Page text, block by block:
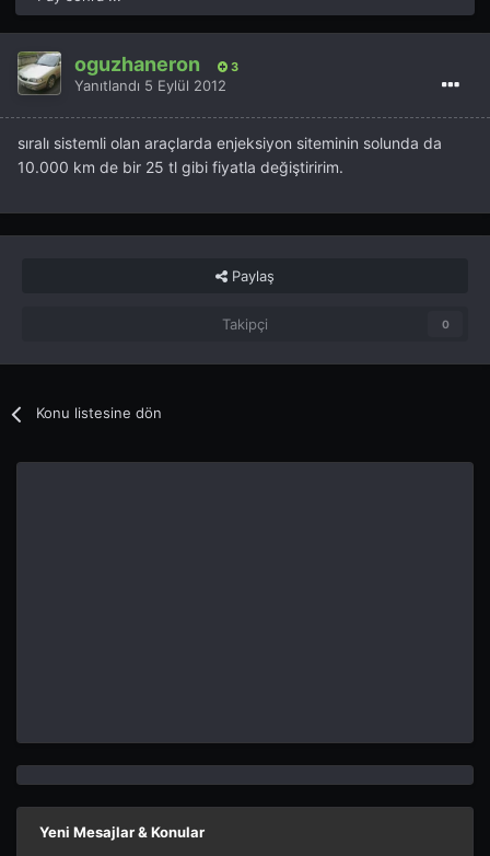
oguzhaneron 3
Yanıtlandı 5 Eylül 2012
sıralı sistemli olan araçlarda enjeksiyon siteminin solunda da
10.000 km de bir 25 tl gibi fiyatla değiştiririm.
Paylaş
Takipçi 0
Konu listesine dön
Yeni Mesajlar & Konular